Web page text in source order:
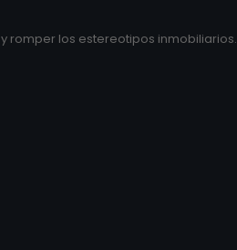
romper los estereotipos inmobiliarios.